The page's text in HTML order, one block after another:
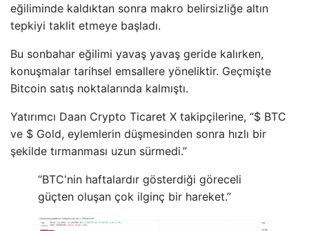
eğiliminde kaldıktan sonra makro belirsizliğe altın
tepkiyi taklit etmeye başladı.
Bu sonbahar eğilimi yavaş yavaş geride kalırken,
konuşmalar tarihsel emsallere yöneliktir. Geçmişte
Bitcoin satış noktalarında kalmıştı.
Yatırımcı Daan Crypto Ticaret X takipçilerine, “$ BTC
ve $ Gold, eylemlerin düşmesinden sonra hızlı bir
şekilde tırmanması uzun sürmedi.”
“BTC'nin haftalardır gösterdiği göreceli
güçten oluşan çok ilginç bir hareket.”